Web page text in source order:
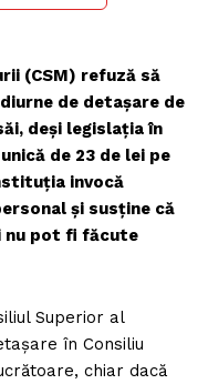
(CSM) refuză să
de detașare de
deși legislația în
de 23 de lei pe
invocă
și susține că
nu pot fi făcute
Superior al
în Consiliu
chiar dacă